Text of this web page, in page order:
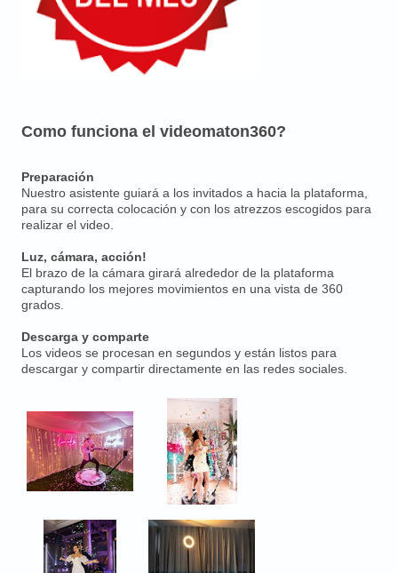
Como funciona el videomaton360?
Preparación
Nuestro asistente guiará a los invitados a hacia la plataforma,
para su correcta colocación y con los atrezzos escogidos para
realizar el video.
Luz, cámara, acción!
El brazo de la cámara girará alrededor de la plataforma
capturando los mejores movimientos en una vista de 360
grados.
Descarga y comparte
Los videos se procesan en segundos y están listos para
descargar y compartir directamente en las redes sociales.